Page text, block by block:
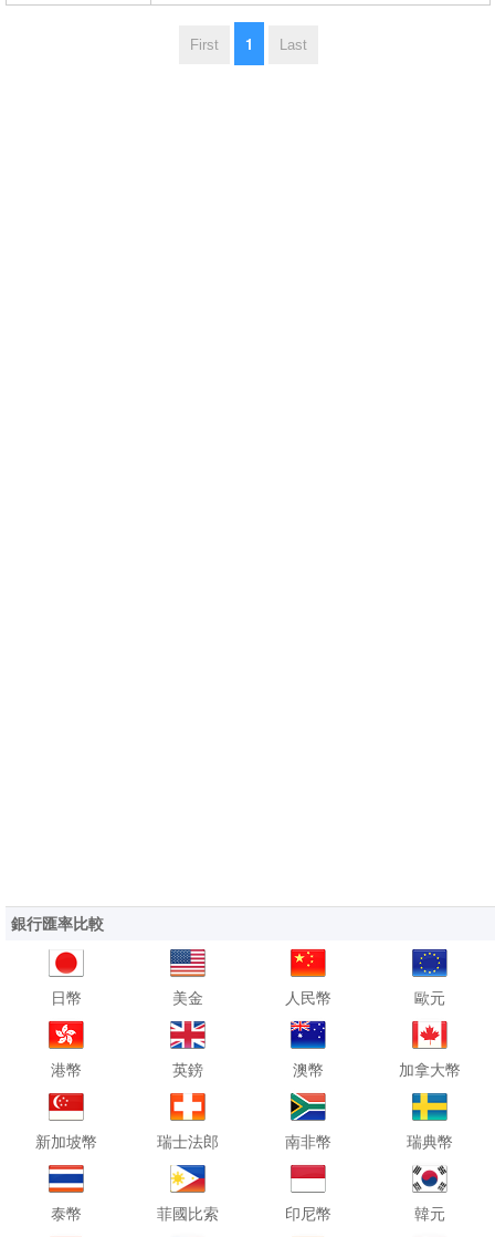
First 1 Last
銀行匯率比較
日幣 美金 人民幣 歐元
港幣 英鎊 澳幣 加拿大幣
新加坡幣 瑞士法郎 南非幣 瑞典幣
泰幣 菲國比索 印尼幣 韓元